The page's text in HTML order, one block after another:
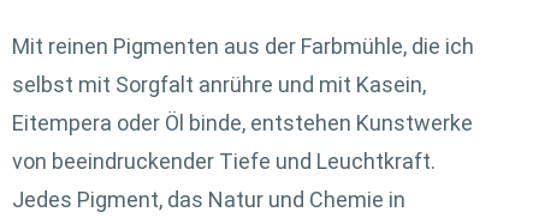
Mit reinen Pigmenten aus der Farbmühle, die ich
selbst mit Sorgfalt anrühre und mit Kasein,
Eitempera oder Öl binde, entstehen Kunstwerke
von beeindruckender Tiefe und Leuchtkraft.
Jedes Pigment, das Natur und Chemie in